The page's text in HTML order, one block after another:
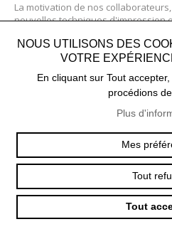
La motivation de nos
nouvelles techniques d'impression
réalisations publicitaires.
NOUS UTILISONS DES
VOTRE
En cliquant sur Tout
procédions
Plus
Mes
Tout
Tout